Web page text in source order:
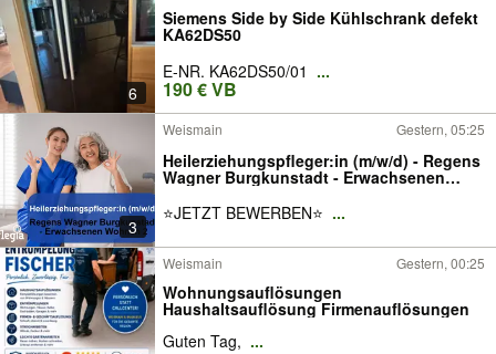
6
Siemens Side by Side Kühlschrank defekt
KA62DS50
E-NR. KA62DS50/01 ...
190 € VB
3
Weismain Gestern, 05:25
Heilerziehungspfleger:in (m/w/d) - Regens
Wagner Burgkunstadt - Erwachsenen
⭐️JETZT BEWERBEN⭐️ ...
Weismain Gestern, 00:25
Wohnungsauflösungen
Haushaltsauflösung Firmenauflösungen
Guten Tag, ...